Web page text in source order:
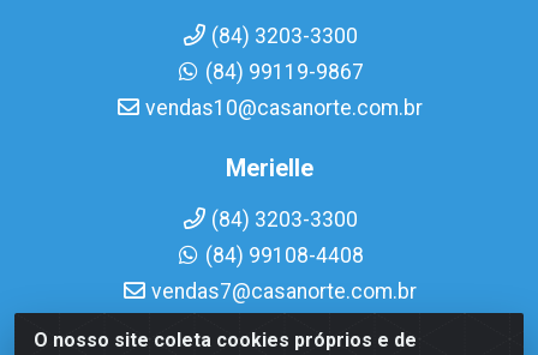
O nosso site coleta cookies próprios e de
(84) 3203-3300
(84) 99119-9867
vendas10@casanorte.com.br
Merielle
(84) 3203-3300
(84) 99108-4408
vendas7@casanorte.com.br